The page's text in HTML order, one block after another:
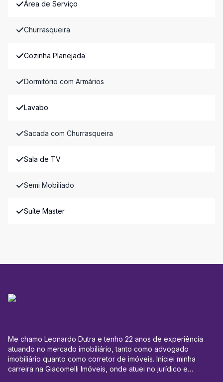
Área de Serviço
Churrasqueira
Cozinha Planejada
Dormitório com Armários
Lavabo
Sacada com Churrasqueira
Sala de TV
Semi Mobiliado
Suíte Master
Me chamo Leonardo Dutra e tenho 22 anos de experiência
atuando no mercado imobiliário, tanto como advogado
imobiliário quanto como corretor de imóveis. Iniciei minha
carreira na Giacomelli Imóveis, onde atuei no jurídico e